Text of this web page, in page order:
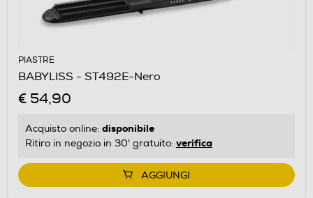
PIASTRE
BABYLISS - ST492E-Nero
€ 54,90
Acquisto online: disponibile
Ritiro in negozio in 30' gratuito: verifica
AGGIUNGI